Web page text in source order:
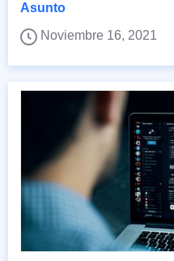
Asunto
Noviembre 16, 2021